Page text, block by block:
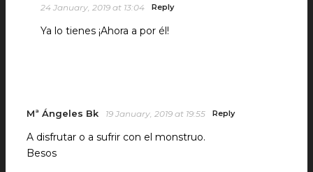
24 January, 2019 at 13:04 Reply
Ya lo tienes ¡Ahora a por él!
Mª Ángeles Bk 19 January, 2019 at 19:55 Reply
A disfrutar o a sufrir con el monstruo.
Besos